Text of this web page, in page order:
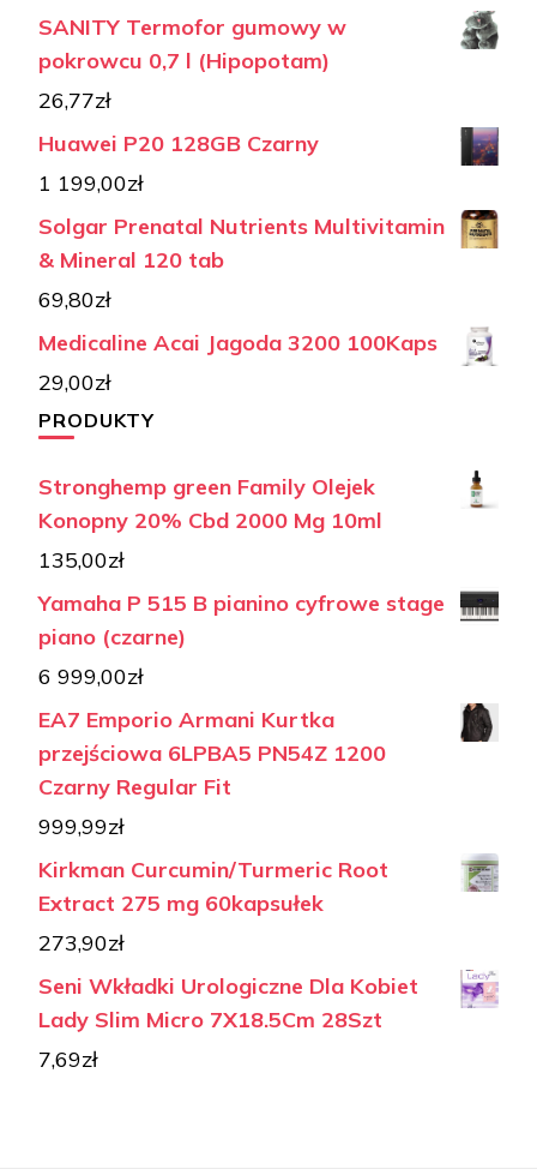
SANITY Termofor gumowy w
pokrowcu 0,7 l (Hipopotam)
26,77zł
Huawei P20 128GB Czarny
1 199,00zł
Solgar Prenatal Nutrients Multivitamin
& Mineral 120 tab
69,80zł
Medicaline Acai Jagoda 3200 100Kaps
29,00zł
PRODUKTY
Stronghemp green Family Olejek
Konopny 20% Cbd 2000 Mg 10ml
135,00zł
Yamaha P 515 B pianino cyfrowe stage
piano (czarne)
6 999,00zł
EA7 Emporio Armani Kurtka
przejściowa 6LPBA5 PN54Z 1200
Czarny Regular Fit
999,99zł
Kirkman Curcumin/Turmeric Root
Extract 275 mg 60kapsułek
273,90zł
Seni Wkładki Urologiczne Dla Kobiet
Lady Slim Micro 7X18.5Cm 28Szt
7,69zł